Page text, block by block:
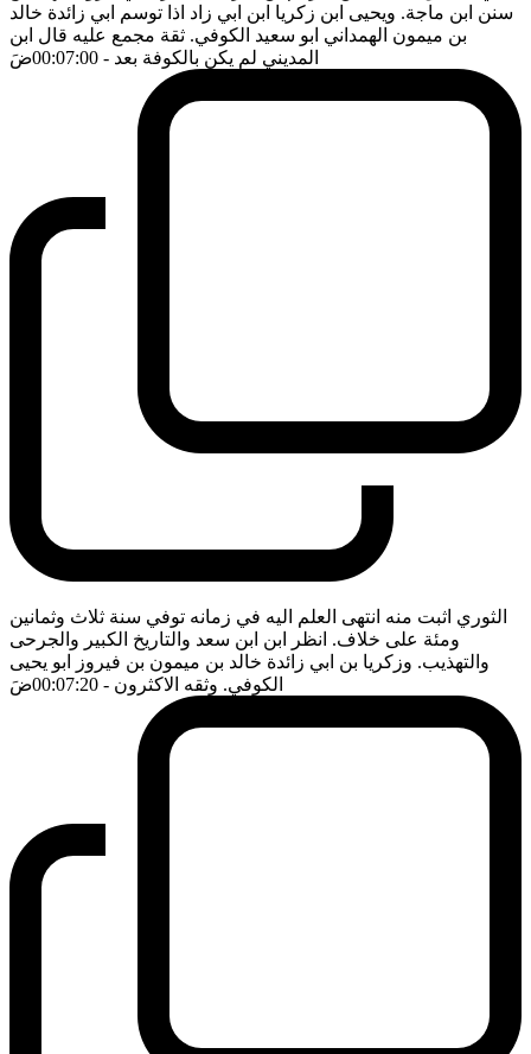
سنن ابن ماجة. ويحيى ابن زكريا ابن ابي زاد اذا توسم ابي زائدة خالد
بن ميمون الهمداني ابو سعيد الكوفي. ثقة مجمع عليه قال ابن
المديني لم يكن بالكوفة بعد - 00:07:00 ضَ
الثوري اثبت منه انتهى العلم اليه في زمانه توفي سنة ثلاث وثمانين
ومئة على خلاف. انظر ابن ابن سعد والتاريخ الكبير والجرحى
والتهذيب. وزكريا بن ابي زائدة خالد بن ميمون بن فيروز ابو يحيى
الكوفي. وثقه الاكثرون - 00:07:20 ضَ